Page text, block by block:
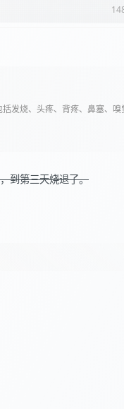
发烧、头疼、背疼、鼻塞、
到第三天烧退了。